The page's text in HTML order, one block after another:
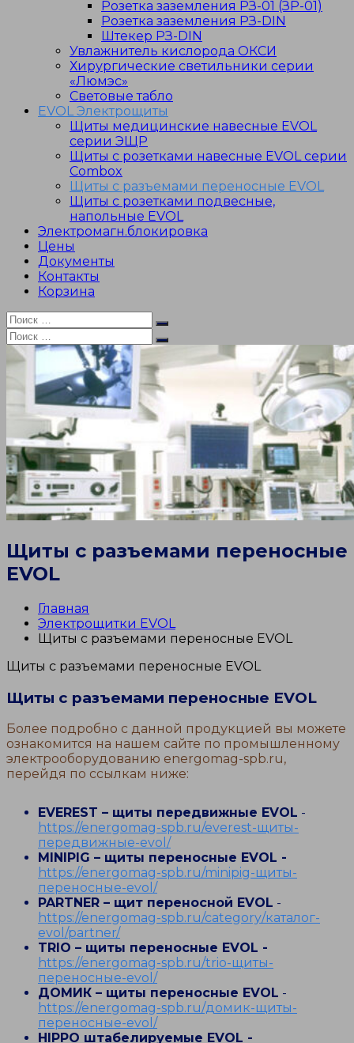
Розетка заземления РЗ-01 (ЗР-01)
Розетка заземления РЗ-DIN
Штекер РЗ-DIN
Увлажнитель кислорода ОКСИ
Хирургические светильники серии
«Люмэс»
Световые табло
EVOL Электрощиты
Щиты медицинские навесные EVOL
серии ЭЩР
Щиты с розетками навесные EVOL серии
Combox
Щиты с разъемами переносные EVOL
Щиты с розетками подвесные,
напольные EVOL
Электромагн.блокировка
Цены
Документы
Контакты
Корзина
Искать:
Поиск
Искать:
Поиск
Щиты с разъемами переносные
EVOL
Главная
Электрощитки EVOL
Щиты с разъемами переносные EVOL
Щиты с разъемами переносные EVOL
Щиты с разъемами переносные EVOL
Более подробно с данной продукцией вы можете
ознакомится на нашем сайте по промышленному
электрооборудованию energomag-spb.ru,
перейдя по ссылкам ниже:
EVEREST – щиты передвижные EVOL -
https://energomag-spb.ru/everest-щиты-
передвижные-evol/
MINIPIG – щиты переносные EVOL -
https://energomag-spb.ru/minipig-щиты-
переносные-evol/
PARTNER – щит переносной EVOL -
https://energomag-spb.ru/category/каталог-
evol/partner/
TRIO – щиты переносные EVOL -
https://energomag-spb.ru/trio-щиты-
переносные-evol/
ДОМИК – щиты переносные EVOL -
https://energomag-spb.ru/домик-щиты-
переносные-evol/
HIPPO штабелируемые EVOL -